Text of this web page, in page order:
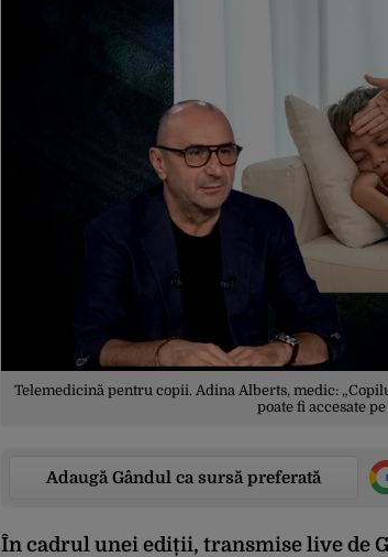
Telemedicină pentru copii. Adina Alberts, medic:
poate fi accesate
Adaugă Gândul ca sursă preferată
În cadrul unei ediții, transmise live de